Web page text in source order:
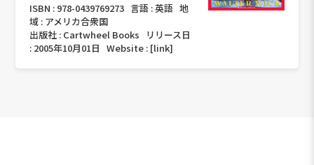
ISBN : 978-0439769273 言語 :英語 地
域 : アメリカ合衆国
出版社 : Cartwheel Books
リリース日
: 2005年10月01日Website : [link]